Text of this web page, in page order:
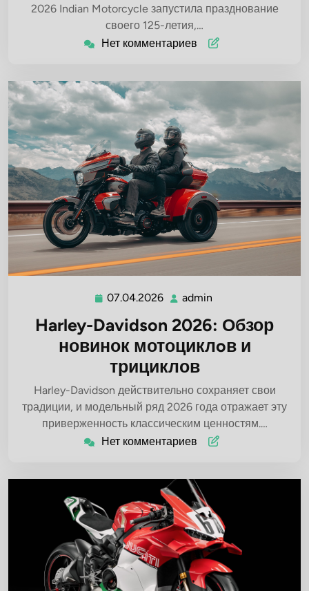
2026 Indian Motorcycle запустила празднование
своего 125-летия,…
Нет комментариев
07.04.2026 07.04.2026
admin
Harley-Davidson 2026: Обзор
новинок мотоциклoв и
трициклов
Harley-Davidson действительно сохраняет свои
традиции, и модельный ряд 2026 года отражает эту
приверженность классическим ценностям.…
Нет комментариев